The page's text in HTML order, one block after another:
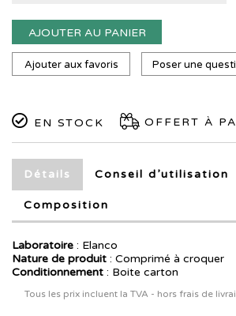
AJOUTER AU PANIER
Ajouter aux favoris Poser une
EN STOCK OFFERT À
Détails Conseil d’utilisation
Composition
Laboratoire : Elanco
Nature de produit : Comprimé à croquer
Conditionnement : Boite carton
Tous les prix incluent la TVA - hors frais de